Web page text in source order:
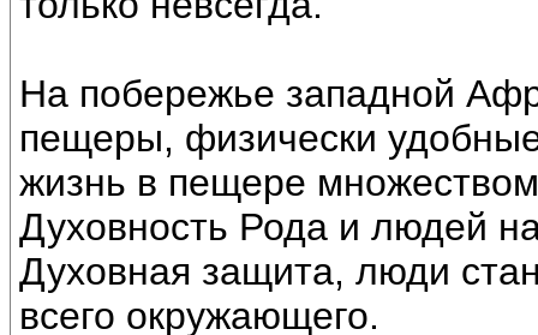
На побережье западной
пещеры, физически
жизнь в пещере
Духовность Рода и людей
Духовная защита, люди
всего окружающего.